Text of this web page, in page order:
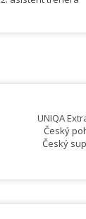
UNIQA
Český
Český